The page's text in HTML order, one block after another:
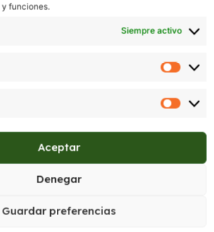
funciones.
Siempre activo
Aceptar
Denegar
Guardar preferencias
C/ Aragón 14, Castellón de la Plana,